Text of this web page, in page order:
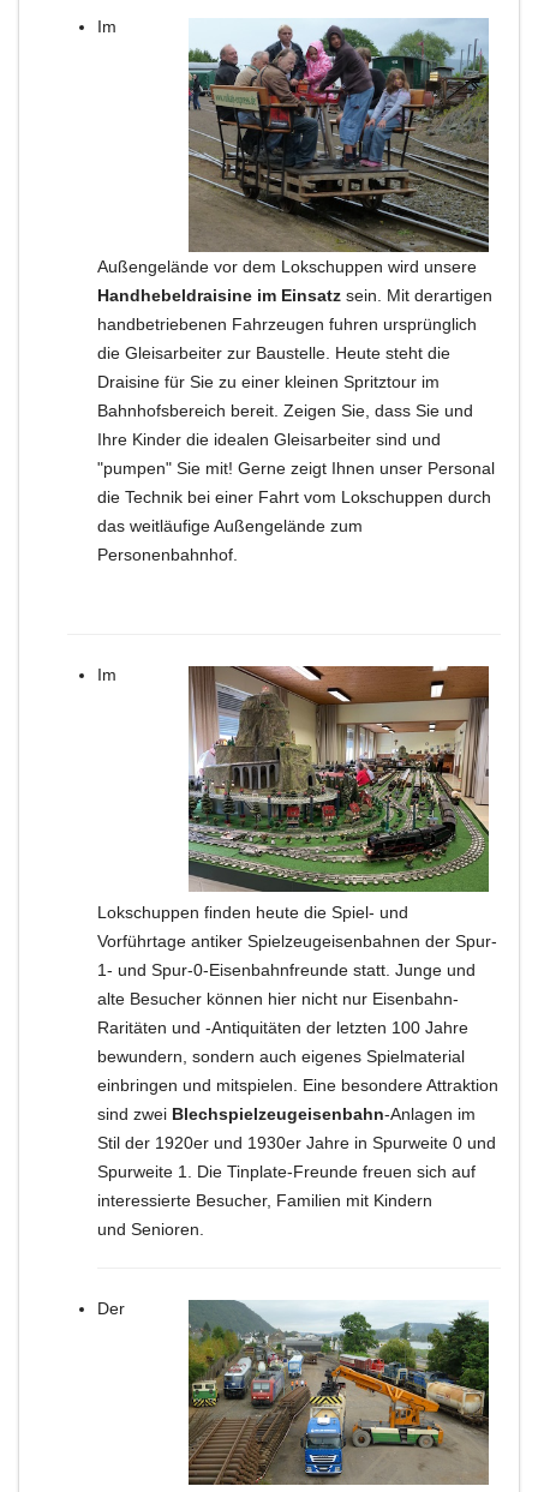
Im
Außengelände vor dem Lokschuppen wird unsere
Handhebeldraisine im Einsatz sein. Mit derartigen
handbetriebenen Fahrzeugen fuhren ursprünglich
die Gleisarbeiter zur Baustelle. Heute steht die
Draisine für Sie zu einer kleinen Spritztour im
Bahnhofsbereich bereit. Zeigen Sie, dass Sie und
Ihre Kinder die idealen Gleisarbeiter sind und
"pumpen" Sie mit! Gerne zeigt Ihnen unser Personal
die Technik bei einer Fahrt vom Lokschuppen durch
das weitläufige Außengelände zum
Personenbahnhof.
Im
Lokschuppen finden heute die Spiel- und
Vorführtage antiker Spielzeugeisenbahnen der Spur-
1- und Spur-0-Eisenbahnfreunde statt. Junge und
alte Besucher können hier nicht nur Eisenbahn-
Raritäten und -Antiquitäten der letzten 100 Jahre
bewundern, sondern auch eigenes Spielmaterial
einbringen und mitspielen. Eine besondere Attraktion
sind zwei Blechspielzeugeisenbahn-Anlagen im
Stil der 1920er und 1930er Jahre in Spurweite 0 und
Spurweite 1. Die Tinplate-Freunde freuen sich auf
interessierte Besucher, Familien mit Kindern
und Senioren.
Der